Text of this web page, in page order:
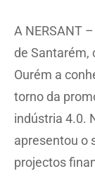
A NERSANT
de Santarém,
Ourém a
torno da
indústria 4.0.
apresentou o
projectos